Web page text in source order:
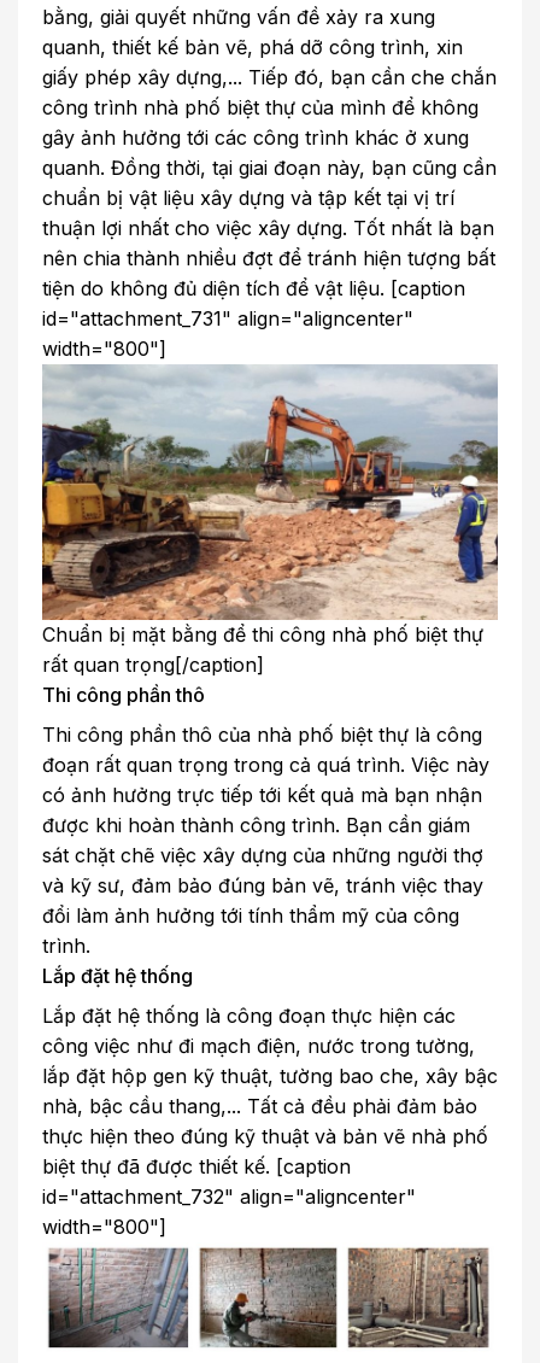
bằng, giải quyết những vấn đề xảy ra xung
quanh, thiết kế bản vẽ, phá dỡ công trình, xin
giấy phép xây dựng,... Tiếp đó, bạn cần che chắn
công trình nhà phố biệt thự của mình để không
gây ảnh hưởng tới các công trình khác ở xung
quanh. Đồng thời, tại giai đoạn này, bạn cũng cần
chuẩn bị vật liệu xây dựng và tập kết tại vị trí
thuận lợi nhất cho việc xây dựng. Tốt nhất là bạn
nên chia thành nhiều đợt để tránh hiện tượng bất
tiện do không đủ diện tích để vật liệu. [caption
id="attachment_731" align="aligncenter"
width="800"]
Chuẩn bị mặt bằng để thi công nhà phố biệt thự
rất quan trọng[/caption]
Thi công phần thô
Thi công phần thô của nhà phố biệt thự là công
đoạn rất quan trọng trong cả quá trình. Việc này
có ảnh hưởng trực tiếp tới kết quả mà bạn nhận
được khi hoàn thành công trình. Bạn cần giám
sát chặt chẽ việc xây dựng của những người thợ
và kỹ sư, đảm bảo đúng bản vẽ, tránh việc thay
đổi làm ảnh hưởng tới tính thẩm mỹ của công
trình.
Lắp đặt hệ thống
Lắp đặt hệ thống là công đoạn thực hiện các
công việc như đi mạch điện, nước trong tường,
lắp đặt hộp gen kỹ thuật, tường bao che, xây bậc
nhà, bậc cầu thang,... Tất cả đều phải đảm bảo
thực hiện theo đúng kỹ thuật và bản vẽ nhà phố
biệt thự đã được thiết kế. [caption
id="attachment_732" align="aligncenter"
width="800"]